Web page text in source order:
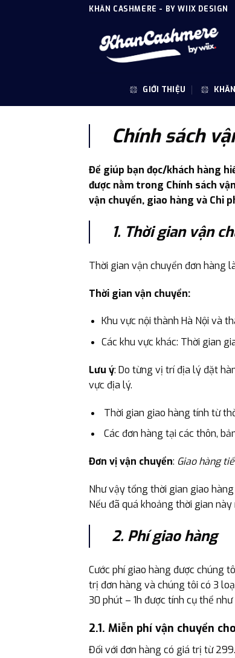
KHĂN CASHMERE - BY WIIX DESIGN
GIỚI THIỆU
Chính sách
Để giúp bạn đọc/khách hàng
được nằm trong Chính sách
vận chuyển, giao hàng và Chi
1. Thời gian vận
Thời gian vận chuyển đơn hàng
Thời gian vận chuyển:
Khu vực nội thành Hà Nội và
Các khu vực khác: Thời gian
Lưu ý: Do từng vị trí địa lý đặt
vực địa lý.
Thời gian giao hàng tính từ
Các đơn hàng tại các thôn,
Đơn vị vận chuyển: Giao hàng
Như vậy tổng thời gian giao
Nếu đã quá khoảng thời gian
2. Phí giao hàng
Cước phí giao hàng được chúng
trị đơn hàng và chúng tôi có 3
30 phút – 1h được tính cụ thể như
2.1. Miễn phí vận chuyển
Đối với đơn hàng có giá trị từ